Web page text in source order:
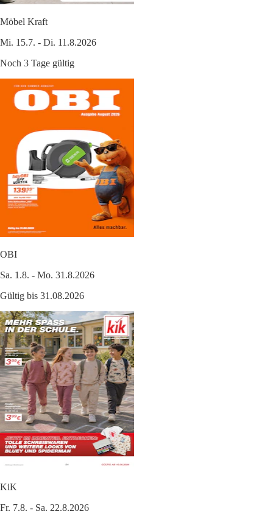
Möbel Kraft
Mi. 15.7. - Di. 11.8.2026
Noch 3 Tage gültig
OBI
Sa. 1.8. - Mo. 31.8.2026
Gültig bis 31.08.2026
KiK
Fr. 7.8. - Sa. 22.8.2026